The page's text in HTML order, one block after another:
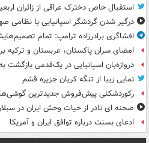
استقبال خاص دخترک عراقی از زائران
درگیر شدن گردشگر اسپانیایی با نظامی
افشاگری برادرزاده ترامپ: تمام
امضای سران پاکستان، عربستان و ترکیه
دروازه‌بان اسپانیایی در یک‌قدمی بازگشت
نمایی زیبا از تنگه کریان جزیره قشم
رکوردشکنی پیش‌فروش جدیدترین
صحنه ای نادر از حیات وحش ایران در
ادعای بسنت درباره توافق ایران و آمریکا